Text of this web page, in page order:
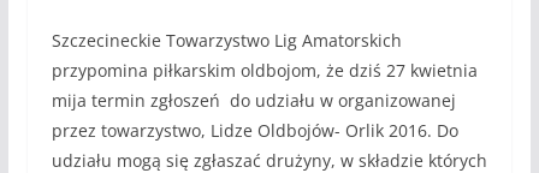
Szczecineckie Towarzystwo Lig Amatorskich
przypomina piłkarskim oldbojom, że dziś 27 kwietnia
mija termin zgłoszeń do udziału w organizowanej
przez towarzystwo, Lidze Oldbojów- Orlik 2016. Do
udziału mogą się zgłaszać drużyny, w składzie których